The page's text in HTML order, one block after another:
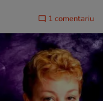
1 comentariu